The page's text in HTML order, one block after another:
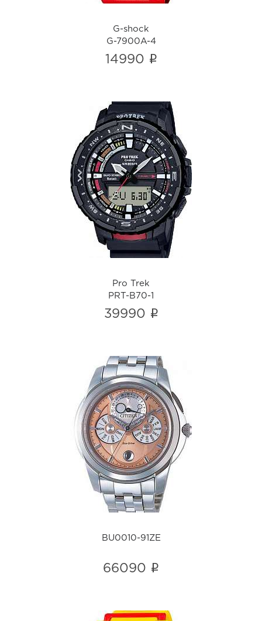
G-shock
G-7900A-4
14990 i
Pro Trek
PRT-B70-1
i
Pro Trek
PRT-B70-1
39990 i
BU0010-91ZE
i
BU0010-91ZE
66090 i